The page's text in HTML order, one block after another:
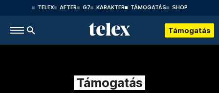
TELEX AFTER G7 KARAKTER TÁMOGATÁS SHOP
Támogatás
Támogatás